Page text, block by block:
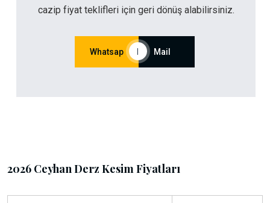
cazip fiyat teklifleri için geri dönüş alabilirsiniz.
Whatsap Mail
2026 Ceyhan Derz Kesim Fiyatları